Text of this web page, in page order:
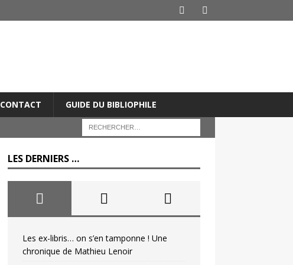
CONTACT GUIDE DU BIBLIOPHILE
LES DERNIERS …
Les ex-libris… on s’en tamponne ! Une
chronique de Mathieu Lenoir